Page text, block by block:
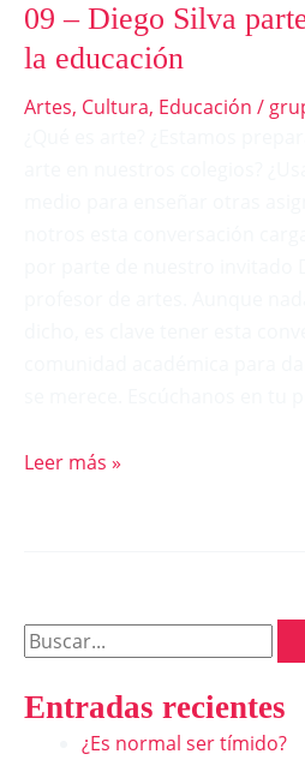
09 – Diego Silva
la educación
Artes, Cultura, Educación /
Leer más »
Entradas recientes
¿Es normal ser tímido?